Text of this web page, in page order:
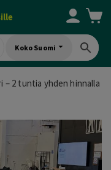
Koko Suomi
– 2 tuntia yhden hinnalla